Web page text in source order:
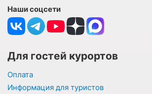
Наши соцсети
Для гостей курортов
Оплата
Информация для туристов